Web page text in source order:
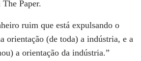
Paper.
ruim que está expulsando o
orientação (de toda) a indústria, e a
a orientação da indústria.”